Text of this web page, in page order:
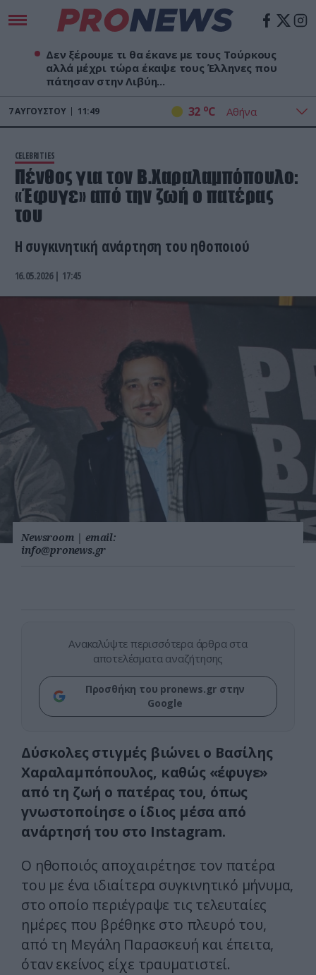
Δεν ξέρουμε τι θα έκανε με τους Τούρκους
αλλά μέχρι τώρα έκαψε τους Έλληνες που
πάτησαν στην Λιβύη...
7ΑΥΓΟΎΣΤΟΥ 11:49 32 oC
CELEBRITIES
Πένθος για τον Β.Χαραλαμπόπουλο:
«Έφυγε» από την ζωή ο πατέρας
του
Η συγκινητική ανάρτηση του ηθοποιού
16.05.2026 | 17:45
Newsroom | email:
info@pronews.gr
Ανακαλύψτε περισσότερα άρθρα στα
αποτελέσματα αναζήτησης
Προσθήκη του pronews.gr στην
Google
Δύσκολες στιγμές βιώνει ο Βασίλης
Χαραλαμπόπουλος, καθώς «έφυγε»
από τη ζωή ο πατέρας του, όπως
γνωστοποίησε ο ίδιος μέσα από
ανάρτησή του στο Instagram.
Ο ηθοποιός αποχαιρέτησε τον πατέρα
του με ένα ιδιαίτερα συγκινητικό μήνυμα,
στο οποίο περιέγραψε τις τελευταίες
ημέρες που βρέθηκε στο πλευρό του,
από τη Μεγάλη Παρασκευή και έπειτα,
όταν εκείνος είχε τραυματιστεί.